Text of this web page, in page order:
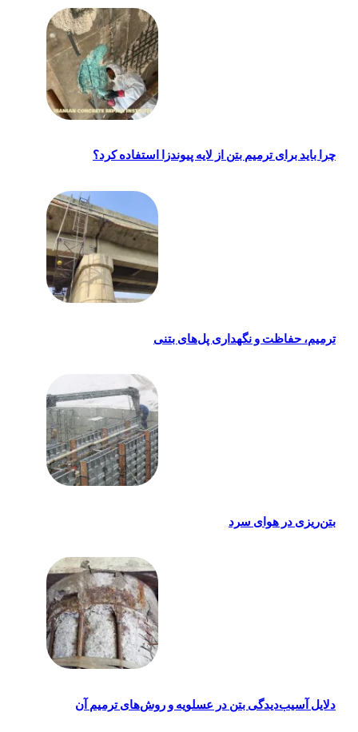
چرا باید برای ترمیم بتن از لایه پیوندزا استفاده کرد؟
ترمیم، حفاظت و نگهداری پل‌های بتنی
بتن‌ریزی در هوای سرد
دلایل آسیب‌دیدگی بتن در عسلویه و روش‌های ترمیم آن